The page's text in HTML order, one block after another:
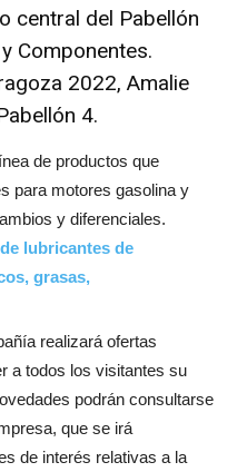
central del Pabellón
Componentes.
2022, Amalie
4.
de productos que
para motores gasolina y
y diferenciales.
lubricantes de
grasas,
realizará ofertas
a todos los visitantes su
podrán consultarse
que se irá
de interés relativas a la